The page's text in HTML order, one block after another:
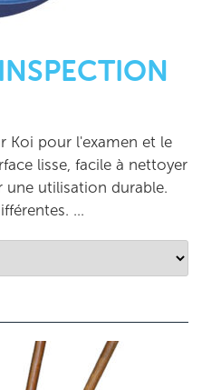
Koi pour l'examen et le
lisse, facile à nettoyer
utilisation durable.
…